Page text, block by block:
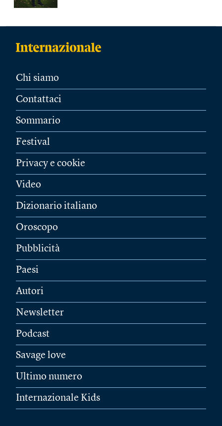
Chi siamo
Contattaci
Sommario
Festival
Privacy e cookie
Video
Dizionario italiano
Oroscopo
Pubblicità
Paesi
Autori
Newsletter
Podcast
Savage love
Ultimo numero
Internazionale Kids